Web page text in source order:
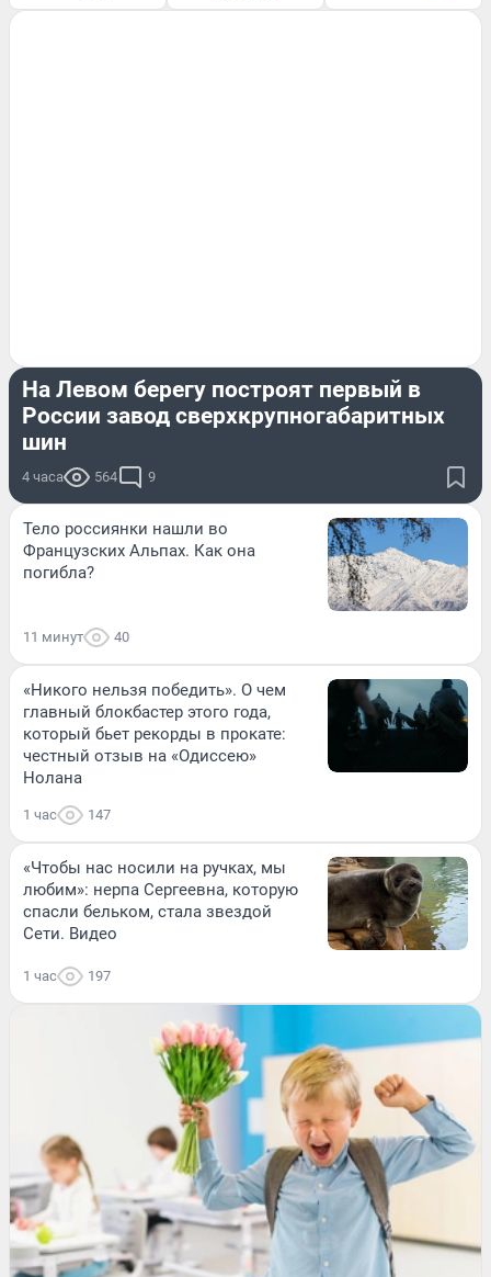
На Левом берегу построят первый в
России завод сверхкрупногабаритных
шин
4 часа 564 9
Тело россиянки нашли во
Французских Альпах. Как она
погибла?
11 минут 40
«Никого нельзя победить». О чем
главный блокбастер этого года,
который бьет рекорды в прокате:
честный отзыв на «Одиссею»
Нолана
1 час 147
«Чтобы нас носили на ручках, мы
любим»: нерпа Сергеевна, которую
спасли бельком, стала звездой
Сети. Видео
1 час 197